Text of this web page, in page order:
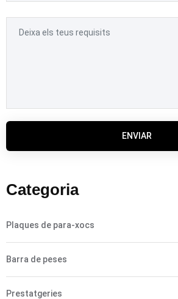
ENVIAR
Categoria
Plaques de para-xocs
Barra de peses
Prestatgeries